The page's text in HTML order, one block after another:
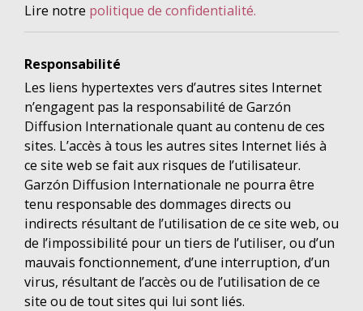
Lire notre politique de confidentialité.
Responsabilité
Les liens hypertextes vers d’autres sites Internet
n’engagent pas la responsabilité de Garzón
Diffusion Internationale quant au contenu de ces
sites. L’accès à tous les autres sites Internet liés à
ce site web se fait aux risques de l’utilisateur.
Garzón Diffusion Internationale ne pourra être
tenu responsable des dommages directs ou
indirects résultant de l’utilisation de ce site web, ou
de l’impossibilité pour un tiers de l’utiliser, ou d’un
mauvais fonctionnement, d’une interruption, d’un
virus, résultant de l’accès ou de l’utilisation de ce
site ou de tout sites qui lui sont liés.